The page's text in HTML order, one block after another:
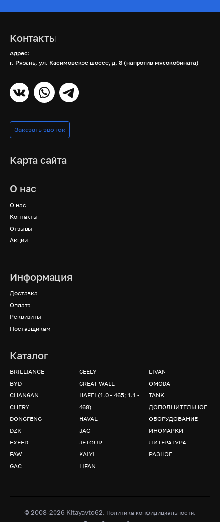
Контакты
Адрес:
г. Рязань, ул. Касимовское шоссе, д. 8 (напротив мясокобината)
Заказать звонок
Карта сайта
О нас
О нас
Контакты
Отзывы
Акции
Информация
Доставка
Оплата
Реквизиты
Поставщикам
Каталог
BRILLIANCE
BYD
CHANGAN
CHERY
DONGFENG
DZK
EXEED
FAW
GAC
GEELY
GREAT WALL
HAFEI (1.0 - 465; 1.1 -
468)
HAVAL
JAC
JETOUR
KAIYI
LIFAN
LIVAN
OMODA
TANK
ДОПОЛНИТЕЛЬНОЕ
ОБОРУДОВАНИЕ
ИНОМАРКИ
ЛИТЕРАТУРА
РАЗНОЕ
© 2008-2026 Kitayavto62. Политика конфидициальности.